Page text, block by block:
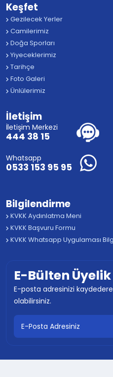
Keşfet
Gezilecek Yerler
Camilerimiz
Doğa Sporları
Yiyeceklerimiz
Tarihçe
Foto Galeri
Ünlülerimiz
İletişim
İletişim Merkezi
444 38 15
Whatsapp
0533 153 95 95
Bilgilendirme
KVKK Aydınlatma Meni
KVKK Başvuru Formu
KVKK Whatsapp Uygulaması
E-Bülten Üyelik
E-posta adresinizi
olabilirsiniz.